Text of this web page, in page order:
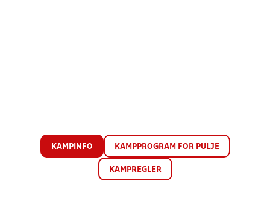
KAMPINFO KAMPPROGRAM FOR PULJE
KAMPREGLER